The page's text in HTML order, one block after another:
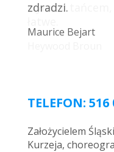
zdradzi.
Maurice Bejart
TELEFON: 516
Założycielem
Kurzeja,